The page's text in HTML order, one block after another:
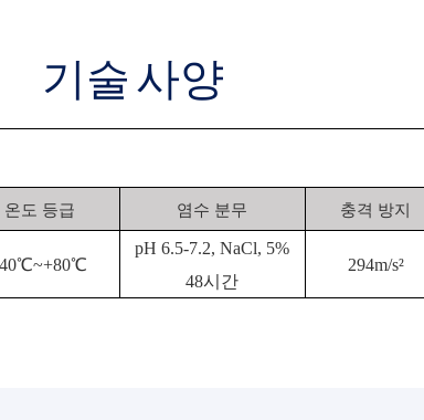
기술 사양
온도 등급 염수 분무 충격 방지
pH 6.5-7.2, NaCl, 5%
48시간
294m/s²